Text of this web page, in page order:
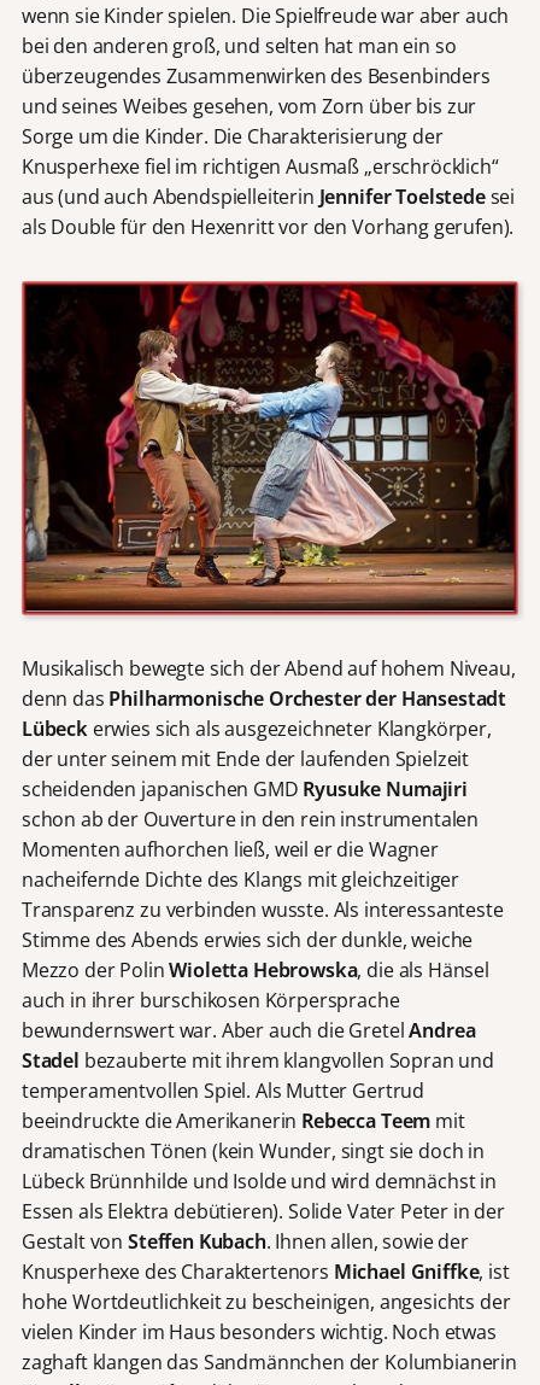
wenn sie Kinder spielen. Die Spielfreude war aber auch
bei den anderen groß, und selten hat man ein so
überzeugendes Zusammenwirken des Besenbinders
und seines Weibes gesehen, vom Zorn über bis zur
Sorge um die Kinder. Die Charakterisierung der
Knusperhexe fiel im richtigen Ausmaß „erschröcklich“
aus (und auch Abendspielleiterin Jennifer Toelstedesei
als Double für den Hexenritt vor den Vorhang gerufen).
Musikalisch bewegte sich der Abend auf hohem Niveau,
denn das Philharmonische Orchester der Hansestadt
Lübeckerwies sich als ausgezeichneter Klangkörper,
der unter seinem mit Ende der laufenden Spielzeit
scheidenden japanischen GMD Ryusuke Numajiri
schon ab der Ouverture in den rein instrumentalen
Momenten aufhorchen ließ, weil er die Wagner
nacheifernde Dichte des Klangs mit gleichzeitiger
Transparenz zu verbinden wusste. Als interessanteste
Stimme des Abends erwies sich der dunkle, weiche
Mezzo der PolinWioletta Hebrowska, die als Hänsel
auch in ihrer burschikosen Körpersprache
bewundernswert war. Aber auch die GretelAndrea
Stadel bezauberte mit ihrem klangvollen Sopran und
temperamentvollen Spiel. Als Mutter Gertrud
beeindruckte die Amerikanerin Rebecca Teem mit
dramatischen Tönen (kein Wunder, singt sie doch in
Lübeck Brünnhilde und Isolde und wird demnächst in
Essen als Elektra debütieren). Solide Vater Peter in der
Gestalt von Steffen Kubach. Ihnen allen, sowie der
Knusperhexe des Charaktertenors Michael Gniffke, ist
hohe Wortdeutlichkeit zu bescheinigen, angesichts der
vielen Kinder im Haus besonders wichtig. Noch etwas
zaghaft klangen das Sandmännchen der Kolumbianerin